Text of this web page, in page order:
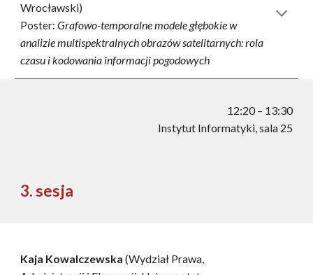
Wrocławski)
Poster:Grafowo-temporalne modele głębokie w
analizie multispektralnych obrazów satelitarnych: rola
czasu i kodowania informacji pogodowych
12:20 – 13:30
Instytut Informatyki, sala 25
3. sesja
Kaja Kowalczewska (Wydział Prawa,